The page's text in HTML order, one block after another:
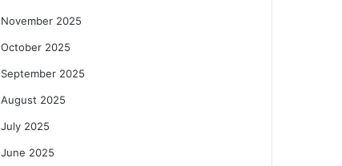
November 2025
October 2025
September 2025
August 2025
July 2025
June 2025